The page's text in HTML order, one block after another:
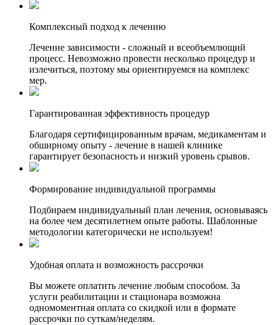
Комплексный подход к лечению
Лечение зависимости - сложный и всеобъемлющий
процесс. Невозможно провести несколько процедур и
излечиться, поэтому мы ориентируемся на комплекс
мер.
Гарантированная эффективность процедур
Благодаря сертифицированным врачам, медикаментам и
обширному опыту - лечение в нашей клинике
гарантирует безопасность и низкий уровень срывов.
Формирование индивидуальной программы
Подбираем индивидуальный план лечения, основываясь
на более чем десятилетнем опыте работы. Шаблонные
методологии категорически не используем!
Удобная оплата и возможность рассрочки
Вы можете оплатить лечение любым способом. За
услуги реабилитации и стационара возможна
одномоментная оплата со скидкой или в формате
рассрочки по суткам/неделям.